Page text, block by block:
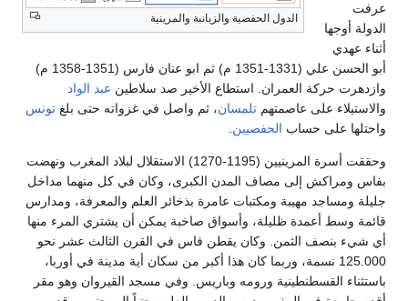
الدول الحفصية والزيانبة والمرينية
عرفت
الدولة أوجها
أثناء عهدي
أبو الحسن علي (1331-1351 م) ثم ابو عنان فارس (1351-1358 م)
وازدهرت حركة العمران. استطاع الأخير صد سلاطين عبد الواد
والاستيلاء على عاصمتهم تلمسان، ثم واصل في غزواته حتى بلغ تونس
واحتلها على حساب الحفصيين.
وحققت أسرة المرينيين (1195-1270) الاستقلال لبلاد المغرب ونهضت
بفاس ومراكش إلى مصاف المدن الكبرى، وكان في كل منهما مداخل
جليلة ومساجد مهيبة ومكتبات عامرة بذخائر العلم والمعرفة، ومدارس
قائمة وسط أعمدة ظليلة، وأسواق صاخبة يمكن أن يشتري المرء منها
أي شيء بنصف الثمن. وكان يقطن فاس في القرن الثالث عشر نحو
125.000 نسمة، وربما كان هذا أكبر من سكان أية مدينة في أوربا،
باستثناء القسطنطينية ورومه وباريس. وفي مسجد القيروان وهو مقر